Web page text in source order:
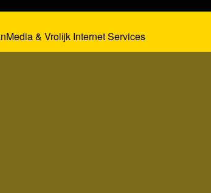
& Vrolijk Internet Services